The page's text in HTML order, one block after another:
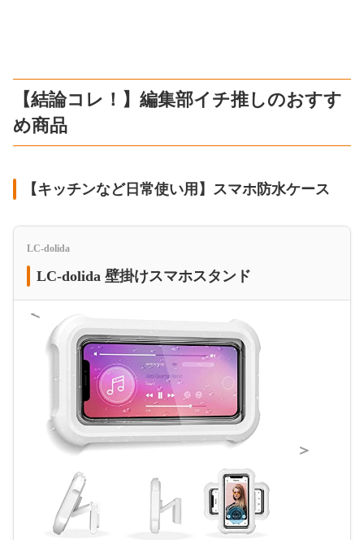
【結論コレ！】編集部イチ推しのおすす
め商品
【キッチンなど日常使い用】スマホ防水ケース
LC-dolida
LC-dolida 壁掛けスマホスタンド
＜
＞